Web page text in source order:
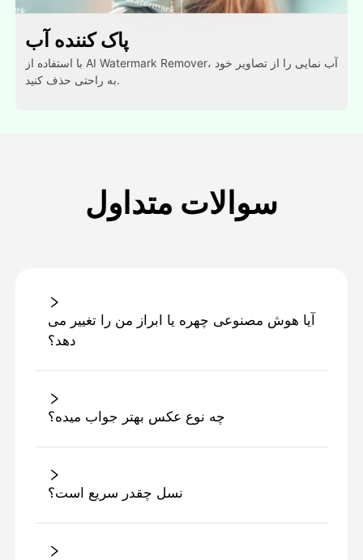
پاک کننده آب
با استفاده از AI Watermark Remover، آب نمایی را از تصاویر خود
به راحتی حذف کنید.
سوالات متداول
آیا هوش مصنوعی چهره یا ابراز من را تغییر می
دهد؟
چه نوع عكس بهتر جواب ميده؟
نسل چقدر سریع است؟